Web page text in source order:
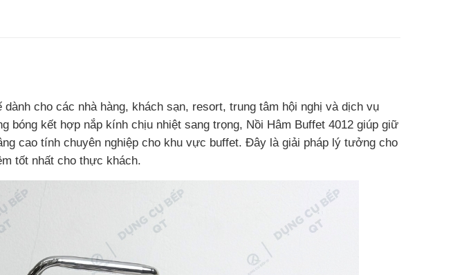
cho các nhà hàng, khách sạn, resort, trung tâm hội nghị và dịch vụ
bóng kết hợp nắp kính chịu nhiệt sang trọng, Nồi Hâm Buffet 4012 giúp giữ
cao tính chuyên nghiệp cho khu vực buffet. Đây là giải pháp lý tưởng cho
tốt nhất cho thực khách.